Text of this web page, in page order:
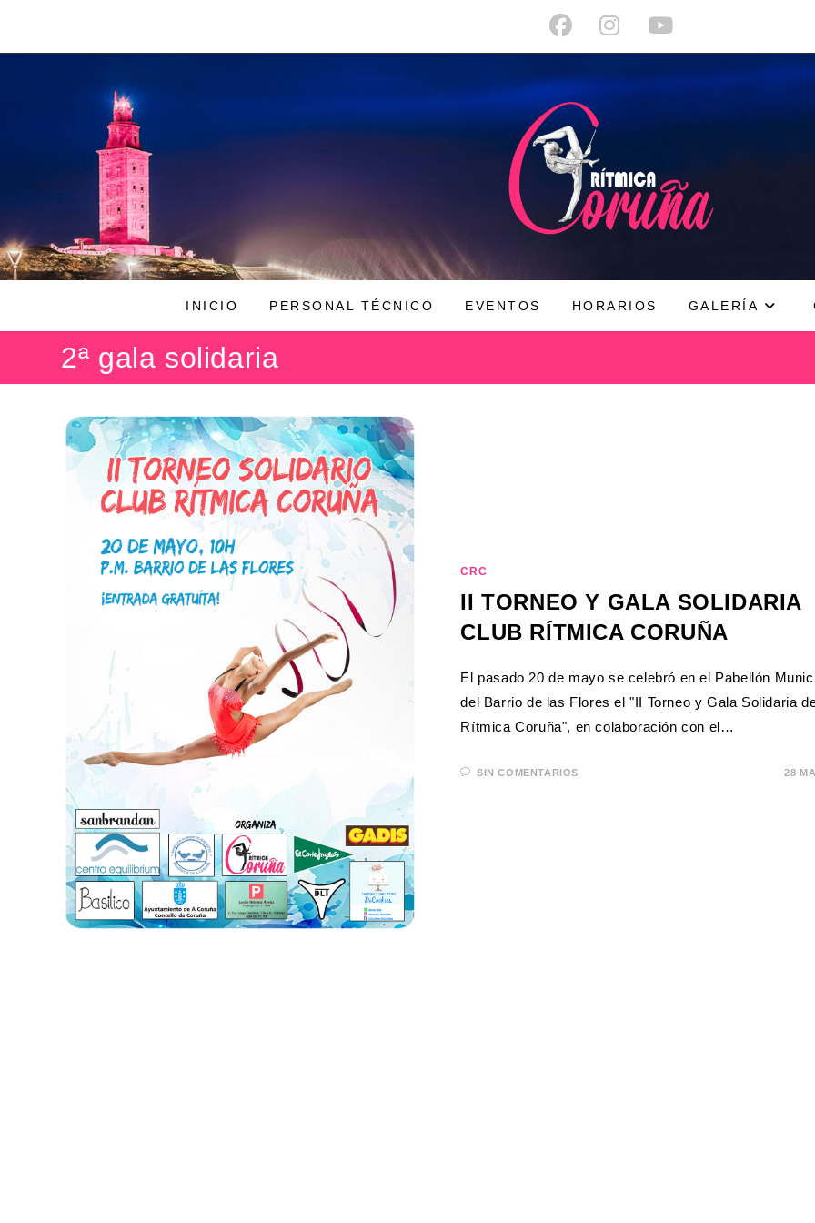
contenido
INICIO PERSONAL TÉCNICO EVENTOS HORARIOS GALERÍA
2ª gala solidaria
CRC
II TORNEO Y GALA SOLIDARIA
CLUB RÍTMICA CORUÑA
El pasado 20 de mayo se celebró en el Pabellón
del Barrio de las Flores el "II Torneo y Gala Solidaria
Rítmica Coruña", en colaboración con el…
SIN COMENTARIOS 28